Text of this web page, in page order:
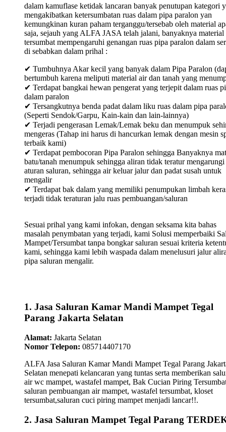
dalam kamuflase ketidak lancaran banyak penutupan kategori
mengakibatkan ketersumbatan ruas dalam pipa paralon yan
kemungkinan kuran paham terganggu/tersebab oleh material
saja, sejauh yang ALFA JASA telah jalani, banyaknya material
tersumbat mempengaruhi genangan ruas pipa paralon dalam
di sebabkan dalam prihal :
✔ Tumbuhnya Akar kecil yang banyak dalam Pipa Paralon
bertumbuh karena meliputi material air dan tanah yang
✔ Terdapat bangkai hewan pengerat yang terjepit dalam ruas
dalam paralon
✔ Tersangkutnya benda padat dalam liku ruas dalam pipa
(Seperti Sendok/Garpu, Kain-kain dan lain-lainnya)
✔ Terjadi pengerasan Lemak/Lemak beku dan menumpuk
mengeras (Tahap ini harus di hancurkan lemak dengan mesin
terbaik kami)
✔ Terdapat pembocoran Pipa Paralon sehingga Banyaknya
batu/tanah menumpuk sehingga aliran tidak teratur mengarungi
aturan saluran, sehingga air keluar jalur dan padat susah untuk
mengalir
✔ Terdapat bak dalam yang memiliki penumpukan limbah
terjadi tidak teraturan jalu ruas pembuangan/saluran
Sesuai prihal yang kami infokan, dengan seksama kita bahas
masalah penymbatan yang terjadi, kami Solusi memperbaiki
Mampet/Tersumbat tanpa bongkar saluran sesuai kriteria
kami, sehingga kami lebih waspada dalam menelusuri jalur
pipa saluran mengalir.
1. Jasa Saluran Kamar Mandi Mampet Tegal
Parang Jakarta Selatan
Alamat: Jakarta Selatan
Nomor Telepon: 085714407170
ALFA Jasa Saluran Kamar Mandi Mampet Tegal Parang
Selatan menepati kelancaran yang tuntas serta memberikan
air wc mampet, wastafel mampet, Bak Cucian Piring
saluran pembuangan air mampet, wastafel tersumbat, kloset
tersumbat,saluran cuci piring mampet menjadi lancar!!.
2. Jasa Saluran Mampet Tegal Parang